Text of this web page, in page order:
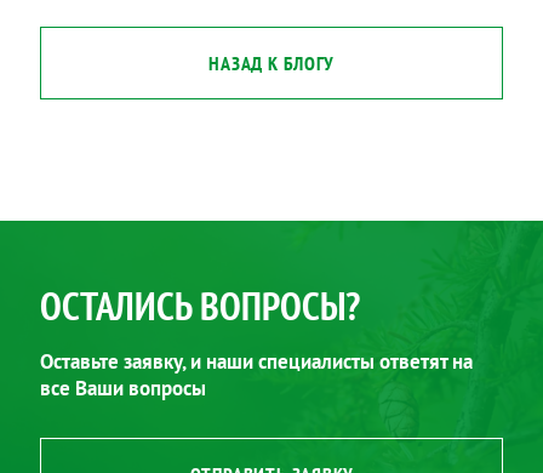
НАЗАД К БЛОГУ
ОСТАЛИСЬ ВОПРОСЫ?
Оставьте заявку, и наши специалисты ответят на
все Ваши вопросы